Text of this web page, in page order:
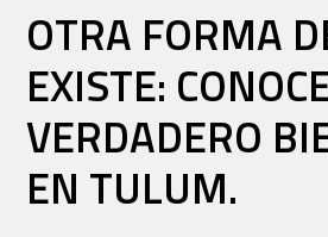
OTRA FORMA
EXISTE:
VERDADERO
EN TULUM.